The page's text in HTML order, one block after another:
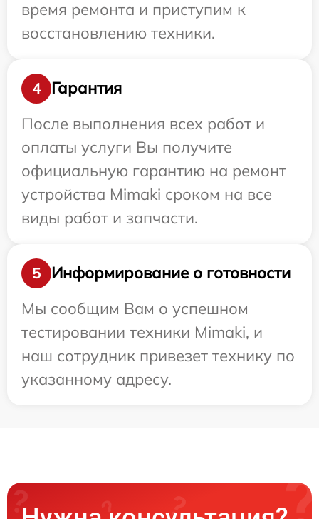
время ремонта и приступим к
восстановлению техники.
4
Гарантия
После выполнения всех работ и
оплаты услуги Вы получите
официальную гарантию на ремонт
устройства Mimaki сроком на все
виды работ и запчасти.
5
Информирование о готовности
Мы сообщим Вам о успешном
тестировании техники Mimaki, и
наш сотрудник привезет технику по
указанному адресу.